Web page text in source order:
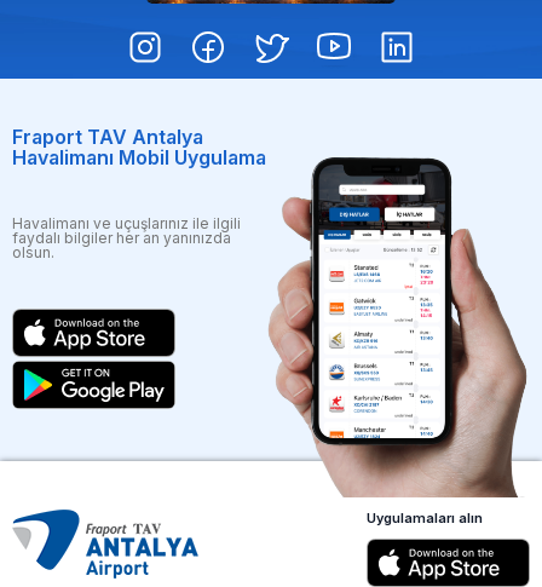
Fraport TAV Antalya
Havalimanı Mobil Uygulama
Havalimanı ve uçuşlarınız ile ilgili
faydalı bilgiler her an yanınızda
olsun.
Uygulamaları alın